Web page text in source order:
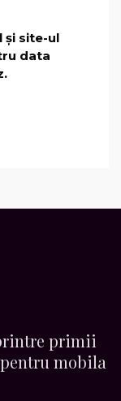
și site-ul
data
primii
mobila